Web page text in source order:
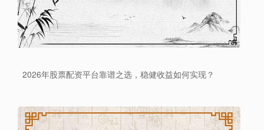
2026年股票配资平台靠谱之选，稳健收益如何实现？